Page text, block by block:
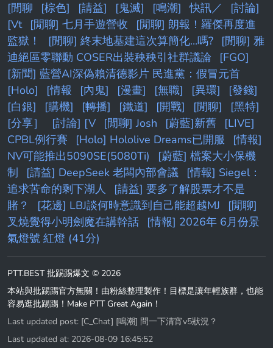
[閒聊
[棕色] [請益] [鬼滅] [鳴潮] 快訊／
[討論]
[Vt
[閒聊] 七月手遊營收
[閒聊] 朗報！羅傑再度進
監獄！
[閒聊] 終末地基建這次算簡化...嗎?
[閒聊] 雅
迪絕區零聯動 COSER出裝秧秧引社群議論
[FGO]
[新聞] 藍營AI深偽賴清德影片 民進黨：假冒元首
[Holo]
[情報 [內鬼] [漫畫] [無職] [異環]
[發錢]
[白銀]
[購機] [轉播] [鐵道] [開戰] [閒聊]
[黑特]
[分享］
[討論] [V [閒聊] Josh [蔚藍]新舊
[LIVE]
CPBL例行賽
[Holo] Hololive Dreams已開服
[情報]
NV可能推出5090SE(5080Ti)
[蔚藍] 檔案大小保機
制
[請益] DeepSeek 老闆內部會議
[情報] Siegel：
追求苦命的剩下湖人
[請益] 要多了解股票才不是
賭？
[花邊] LBJ談何時意識到自己能超越MJ
[閒聊]
叉燒覺得小明劍魔在講幹話
[情報] 2026年 6月份景
氣燈號 紅燈 (41分)
PTT.BEST 批踢踢爆文 © 2026
本站與批踢踢官方無關！由粉絲整理製作！目標是讓年輕族群，也能
容易逛批踢踢！Make PTT Great Again！
Last updated post: [C_Chat] [鳴潮] 問一下清宵v5狀況？
Last updated at: 2026-08-09 16:45:52